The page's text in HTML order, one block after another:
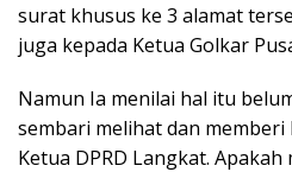
surat khusus ke 3 alamat
juga kepada Ketua Golkar
Namun Ia menilai hal itu
sembari melihat dan memberi
Ketua DPRD Langkat.